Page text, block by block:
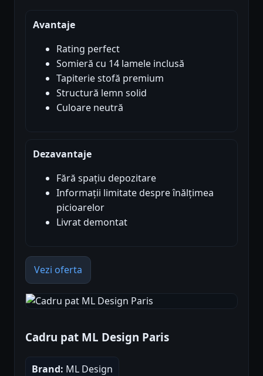
Avantaje
Rating perfect
Somieră cu 14 lamele inclusă
Tapiterie stofă premium
Structură lemn solid
Culoare neutră
Dezavantaje
Fără spațiu depozitare
Informații limitate despre înălțimea
picioarelor
Livrat demontat
Vezi oferta
Cadru pat ML Design Paris
Brand: ML Design